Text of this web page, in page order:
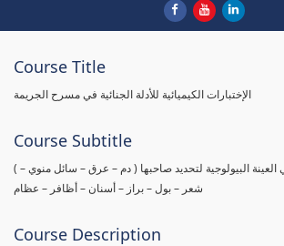
Course Title
الإختبارات الكيميائية للأدلة الجنائية في مسرح الجريمة
Course Subtitle
( إجراء الإختبارات علي العينة البيولوجية لتحديد صاحبها ( دم – عرق – سائل منوي –
شعر – بول – براز – أسنان – أظافر – عظام
Course Description